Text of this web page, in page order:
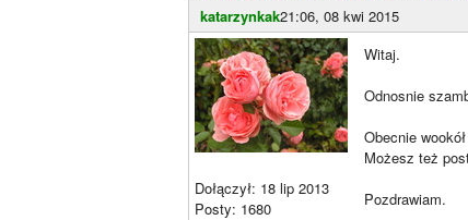
katarzynkak21:06, 08 kwi 2015
Dołączył: 18 lip 2013
Posty: 1680
Witaj.
Odnosnie
Obecnie
Możesz też
Pozdrawiam.